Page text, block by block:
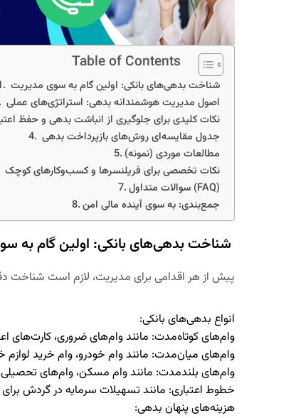
Table of Contents
شناخت بدهی‌های بانکی: اولین گام به سوی مدیریت
اصول مدیریت هوشمندانه بدهی: استراتژی‌های عملی
نکات کلیدی برای جلوگیری از انباشت بدهی و حفظ
جدول مقایسه‌ای روش‌های بازپرداخت بدهی
مطالعات موردی (نمونه)
نکات تخصصی برای فریلنسرها و کسب‌وکارهای کوچک
سوالات متداول (FAQ)
جمع‌بندی: به سوی آینده مالی امن
شناخت بدهی‌های بانکی: اولین گام به
پیش از هر اقدامی برای مدیریت، لازم است شناخت
انواع بدهی‌های بانکی:
وام‌های کوتاه‌مدت: مانند وام‌های ضروری، کارت‌های
وام‌های میان‌مدت: مانند وام خودرو، وام خرید لوازم
وام‌های بلندمدت: مانند وام مسکن، وام‌های
خطوط اعتباری: مانند تسهیلات سرمایه در گردش
هزینه‌های پنهان بدهی: